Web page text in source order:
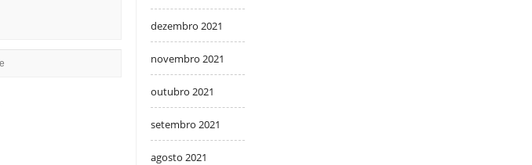
dezembro 2021
novembro 2021
outubro 2021
setembro 2021
agosto 2021